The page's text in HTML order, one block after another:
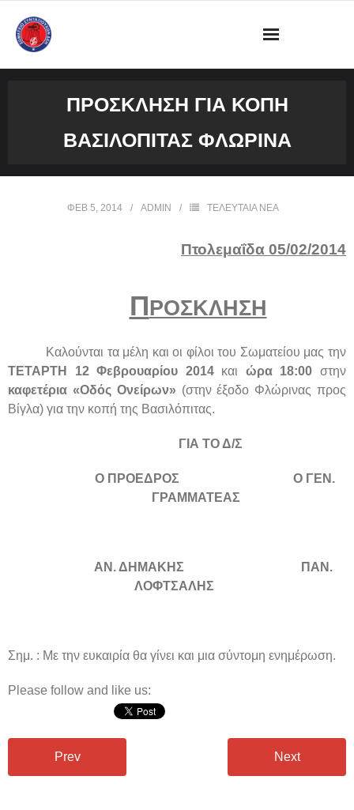
ΕΓΓΡΑΦΑ
ΠΡΌΣΚΛΗΣΗ ΓΙΑ ΚΟΠΉ
ΒΑΣΙΛΌΠΙΤΑΣ ΦΛΏΡΙΝΑ
ΦΕΒ 5, 2014 ADMIN ΤΕΛΕΥΤΑΙΑ ΝΕΑ
Πτολεμαΐδα 05/02/2014
ΠΡΟΣΚΛΗΣΗ
Καλούνται τα μέλη και οι φίλοι του Σωματείου μας την
ΤΕΤΑΡΤΗ 12 Φεβρουαρίου 2014 και ώρα 18:00στην
καφετέρια «Οδός Ονείρων» (στην έξοδο Φλώρινας προς
Βίγλα) για την κοπή της Βασιλόπιτας.
ΓΙΑ ΤΟ Δ/Σ
Ο ΠΡΟΕΔΡΟΣ
Ο ΓΕΝ.
ΓΡΑΜΜΑΤΕΑΣ
ΑΝ. ΔΗΜΑΚΗΣ ΠΑΝ.
ΛΟΦΤΣΑΛΗΣ
Σημ. : Με την ευκαιρία θα γίνει και μια σύντομη ενημέρωση.
Please follow and like us:
Prev Next